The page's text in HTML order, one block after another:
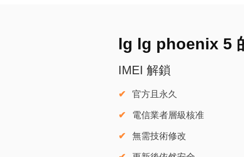
lg lg phoenix 5
IMEI 解鎖
官方且永久
電信業者層級核准
無需技術修改